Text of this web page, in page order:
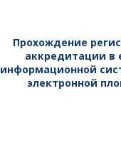
Прохождение
аккредитации в
информационной
электронной